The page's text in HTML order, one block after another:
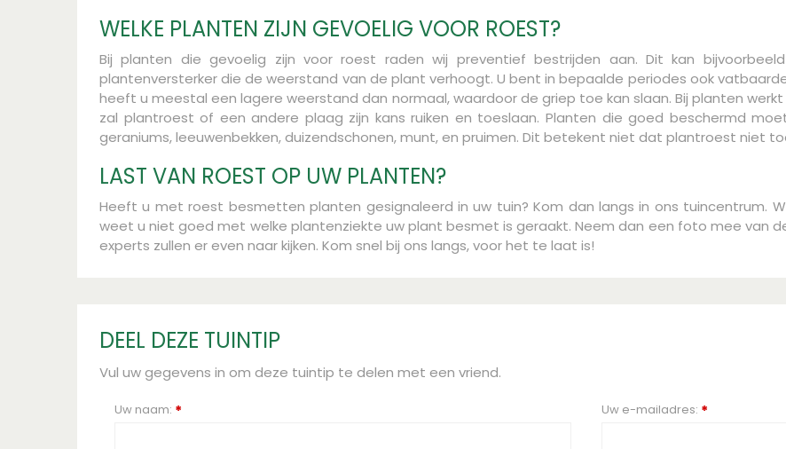
WELKE PLANTEN ZIJN GEVOELIG VOOR ROEST?
Bij planten die gevoelig zijn voor roest raden wij preventief bestrijden aan. Dit kan
plantenversterker die de weerstand van de plant verhoogt. U bent in bepaalde periodes ook
heeft u meestal een lagere weerstand dan normaal, waardoor de griep toe kan slaan. Bij planten
zal plantroest of een andere plaag zijn kans ruiken en toeslaan. Planten die goed beschermd
geraniums, leeuwenbekken, duizendschonen, munt, en pruimen. Dit betekent niet dat plantroest niet
LAST VAN ROEST OP UW PLANTEN?
Heeft u met roest besmetten planten gesignaleerd in uw tuin? Kom dan langs in ons tuincentrum.
weet u niet goed met welke plantenziekte uw plant besmet is geraakt. Neem dan een foto mee van
experts zullen er even naar kijken. Kom snel bij ons langs, voor het te laat is!
DEEL DEZE TUINTIP
Vul uw gegevens in om deze tuintip te delen met een vriend.
Uw naam: * Uw e-mailadres: *